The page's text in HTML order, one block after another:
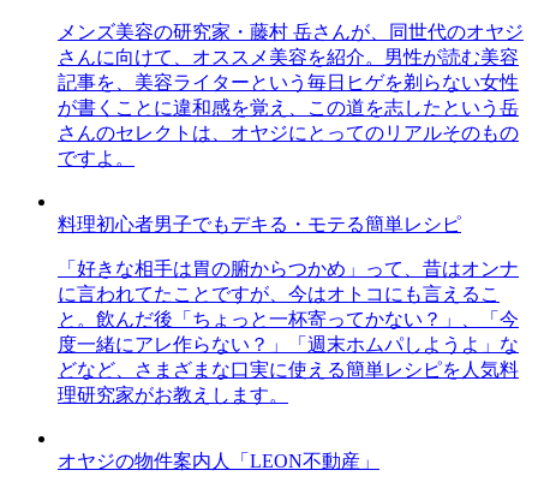
メンズ美容の研究家・藤村 岳さんが、同世代のオヤジ
さんに向けて、オススメ美容を紹介。男性が読む美容
記事を、美容ライターという毎日ヒゲを剃らない女性
が書くことに違和感を覚え、この道を志したという岳
さんのセレクトは、オヤジにとってのリアルそのもの
ですよ。
料理初心者男子でもデキる・モテる簡単レシピ
「好きな相手は胃の腑からつかめ」って、昔はオンナ
に言われてたことですが、今はオトコにも言えるこ
と。飲んだ後「ちょっと一杯寄ってかない？」、「今
度一緒にアレ作らない？」「週末ホムパしようよ」な
どなど、さまざまな口実に使える簡単レシピを人気料
理研究家がお教えします。
オヤジの物件案内人「LEON不動産」